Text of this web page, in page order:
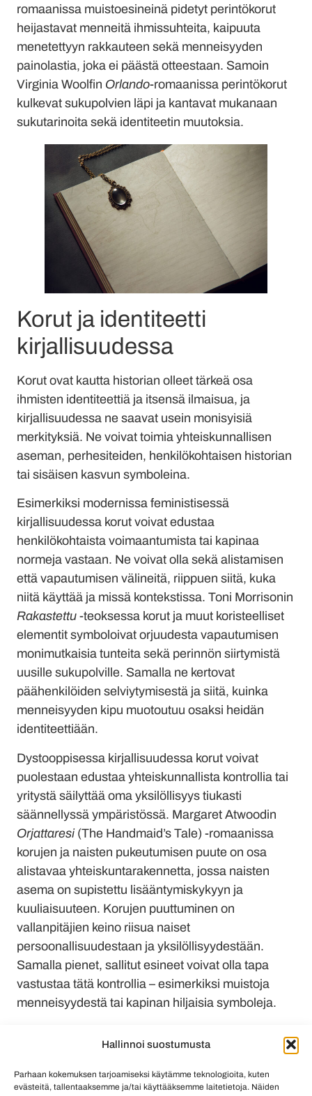
Hallinnoi suostumusta
Parhaan kokemuksen tarjoamiseksi käytämme teknologioita, kuten
evästeitä, tallentaaksemme ja/tai käyttääksemme laitetietoja. Näiden
romaanissa muistoesineinä pidetyt perintökorut
heijastavat menneitä ihmissuhteita, kaipuuta
menetettyyn rakkauteen sekä menneisyyden
painolastia, joka ei päästä otteestaan. Samoin
Virginia Woolfin Orlando-romaanissa perintökorut
kulkevat sukupolvien läpi ja kantavat mukanaan
sukutarinoita sekä identiteetin muutoksia.
Korut ja identiteetti
kirjallisuudessa
Korut ovat kautta historian olleet tärkeä osa
ihmisten identiteettiä ja itsensä ilmaisua, ja
kirjallisuudessa ne saavat usein monisyisiä
merkityksiä. Ne voivat toimia yhteiskunnallisen
aseman, perhesiteiden, henkilökohtaisen historian
tai sisäisen kasvun symboleina.
Esimerkiksi modernissa feministisessä
kirjallisuudessa korut voivat edustaa
henkilökohtaista voimaantumista tai kapinaa
normeja vastaan. Ne voivat olla sekä alistamisen
että vapautumisen välineitä, riippuen siitä, kuka
niitä käyttää ja missä kontekstissa. Toni Morrisonin
Rakastettu -teoksessa korut ja muut koristeelliset
elementit symboloivat orjuudesta vapautumisen
monimutkaisia tunteita sekä perinnön siirtymistä
uusille sukupolville. Samalla ne kertovat
päähenkilöiden selviytymisestä ja siitä, kuinka
menneisyyden kipu muotoutuu osaksi heidän
identiteettiään.
Dystooppisessa kirjallisuudessa korut voivat
puolestaan edustaa yhteiskunnallista kontrollia tai
yritystä säilyttää oma yksilöllisyys tiukasti
säännellyssä ympäristössä. Margaret Atwoodin
Orjattaresi(The Handmaid’s Tale) -romaanissa
korujen ja naisten pukeutumisen puute on osa
alistavaa yhteiskuntarakennetta, jossa naisten
asema on supistettu lisääntymiskykyyn ja
kuuliaisuuteen. Korujen puuttuminen on
vallanpitäjien keino riisua naiset
persoonallisuudestaan ja yksilöllisyydestään.
Samalla pienet, sallitut esineet voivat olla tapa
vastustaa tätä kontrollia – esimerkiksi muistoja
menneisyydestä tai kapinan hiljaisia symboleja.
kahleiden symboleina, riippuen tarinan
kontekstista. Niillä on voima vahvistaa
henkilöhahmojen identiteettiä, mutta myös kahlita